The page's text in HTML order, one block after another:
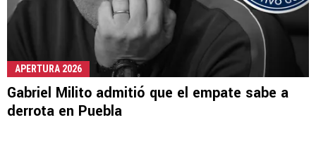
APERTURA 2026
Gabriel Milito admitió que el empate sabe a
derrota en Puebla